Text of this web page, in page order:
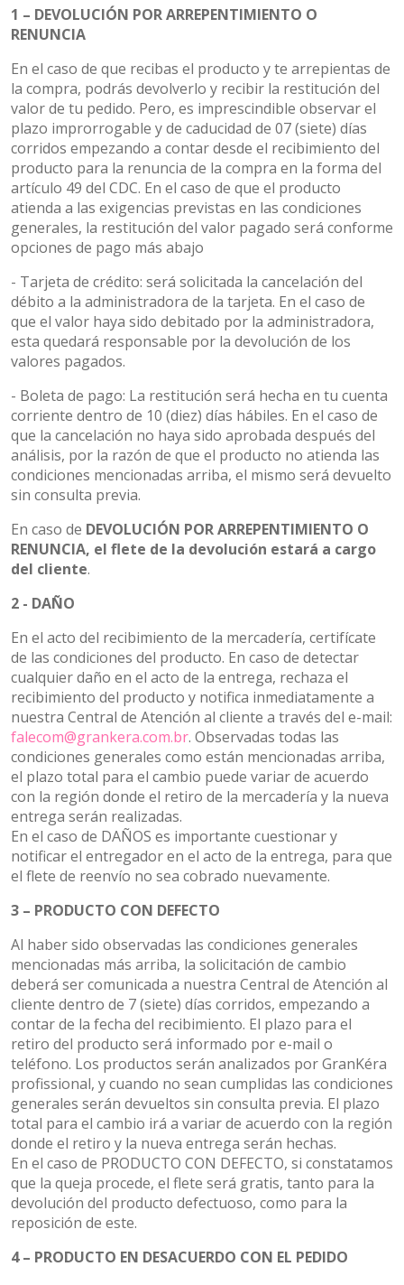
1 – DEVOLUCIÓN POR ARREPENTIMIENTO O
RENUNCIA
En el caso de que recibas el producto y te arrepientas de
la compra, podrás devolverlo y recibir la restitución del
valor de tu pedido. Pero, es imprescindible observar el
plazo improrrogable y de caducidad de 07 (siete) días
corridos empezando a contar desde el recibimiento del
producto para la renuncia de la compra en la forma del
artículo 49 del CDC. En el caso de que el producto
atienda a las exigencias previstas en las condiciones
generales, la restitución del valor pagado será conforme
opciones de pago más abajo
- Tarjeta de crédito: será solicitada la cancelación del
débito a la administradora de la tarjeta. En el caso de
que el valor haya sido debitado por la administradora,
esta quedará responsable por la devolución de los
valores pagados.
- Boleta de pago: La restitución será hecha en tu cuenta
corriente dentro de 10 (diez) días hábiles. En el caso de
que la cancelación no haya sido aprobada después del
análisis, por la razón de que el producto no atienda las
condiciones mencionadas arriba, el mismo será devuelto
sin consulta previa.
En caso de DEVOLUCIÓN POR ARREPENTIMIENTO O
RENUNCIA, el flete de la devolución estará a cargo
del cliente.
2 - DAÑO
En el acto del recibimiento de la mercadería, certifícate
de las condiciones del producto. En caso de detectar
cualquier daño en el acto de la entrega, rechaza el
recibimiento del producto y notifica inmediatamente a
nuestra Central de Atención al cliente a través del e-mail:
falecom@grankera.com.br. Observadas todas las
condiciones generales como están mencionadas arriba,
el plazo total para el cambio puede variar de acuerdo
con la región donde el retiro de la mercadería y la nueva
entrega serán realizadas.
En el caso de DAÑOS es importante cuestionar y
notificar el entregador en el acto de la entrega, para que
el flete de reenvío no sea cobrado nuevamente.
3 – PRODUCTO CON DEFECTO
Al haber sido observadas las condiciones generales
mencionadas más arriba, la solicitación de cambio
deberá ser comunicada a nuestra Central de Atención al
cliente dentro de 7 (siete) días corridos, empezando a
contar de la fecha del recibimiento. El plazo para el
retiro del producto será informado por e-mail o
teléfono. Los productos serán analizados por GranKéra
profissional, y cuando no sean cumplidas las condiciones
generales serán devueltos sin consulta previa. El plazo
total para el cambio irá a variar de acuerdo con la región
donde el retiro y la nueva entrega serán hechas.
En el caso de PRODUCTO CON DEFECTO, si constatamos
que la queja procede, el flete será gratis, tanto para la
devolución del producto defectuoso, como para la
reposición de este.
4 – PRODUCTO EN DESACUERDO CON EL PEDIDO